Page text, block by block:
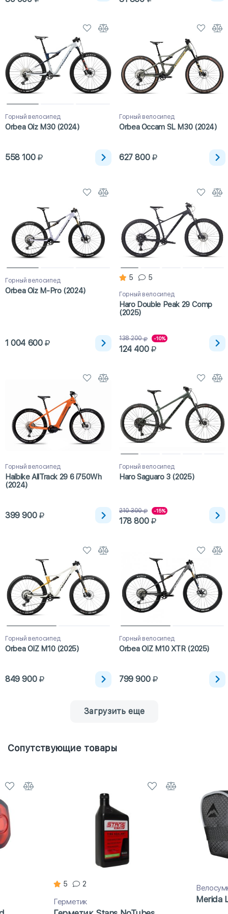
Горный велосипед
Orbea Oiz M30 (2024)
558 100
Горный велосипед
Orbea Occam SL M30 (2024)
627 800
Горный велосипед
Orbea Oiz M-Pro (2024)
1 004 600
5 5
Горный велосипед
Haro Double Peak 29 Comp
(2025)
138 200 -10%
124 400
Горный велосипед
Haibike AllTrack 29 6 i750Wh
(2024)
399 900
Горный велосипед
Haro Saguaro 3 (2025)
210 300 -15%
178 800
Горный велосипед
Orbea OIZ M10 (2025)
849 900
Горный велосипед
Orbea OIZ M10 XTR (2025)
799 900
Загрузить еще
Сопутствующие товары
5 2
Герметик Merida